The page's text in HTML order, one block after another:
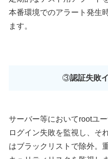
本番環境でのアラート発生
ます。
③認証失敗
サーバー等においてrootユ
ログイン失敗を監視し、そ
はブラックリストで除外。